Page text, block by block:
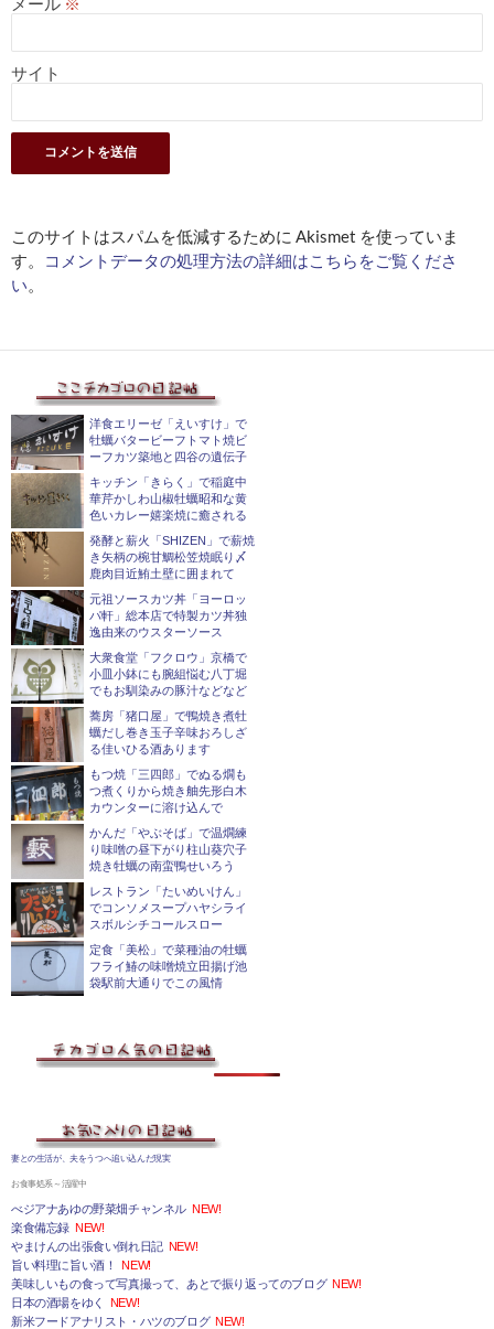
サイト
このサイトはスパムを低減するために Akismet を使っていま
す。
コメントデータの処理方法の詳細はこちらをご覧くださ
い。
洋食エリーゼ「えいすけ」で
牡蠣バタービーフトマト焼ビ
ーフカツ築地と四谷の遺伝子
キッチン「きらく」で稲庭中
華芹かしわ山椒牡蠣昭和な黄
色いカレー嬉楽焼に癒される
発酵と薪火「SHIZEN」で薪焼
き矢柄の椀甘鯛松笠焼眠り〆
鹿肉目近鮪土壁に囲まれて
元祖ソースカツ丼「ヨーロッ
パ軒」総本店で特製カツ丼独
逸由来のウスターソース
大衆食堂「フクロウ」京橋で
小皿小鉢にも腕組悩む八丁堀
でもお馴染みの豚汁などなど
蕎房「猪口屋」で鴨焼き煮牡
蠣だし巻き玉子辛味おろしざ
る佳いひる酒あります
もつ焼「三四郎」でぬる燗も
つ煮くりから焼き舳先形白木
カウンターに溶け込んで
かんだ「やぶそば」で温燗練
り味噌の昼下がり柱山葵穴子
焼き牡蠣の南蛮鴨せいろう
レストラン「たいめいけん」
でコンソメスープハヤシライ
スボルシチコールスロー
定食「美松」で菜種油の牡蠣
フライ鰆の味噌焼立田揚げ池
袋駅前大通りでこの風情
妻との生活が、夫をうつへ追い込んだ現実
お食事処系～活躍中
べジアナあゆの野菜畑チャンネル NEW!
楽食備忘録 NEW!
やまけんの出張食い倒れ日記 NEW!
旨い料理に旨い酒！
NEW!
美味しいもの食って写真撮って、あとで振り返ってのブログ NEW!
日本の酒場をゆく
NEW!
新米フードアナリスト・ハツのブログ NEW!